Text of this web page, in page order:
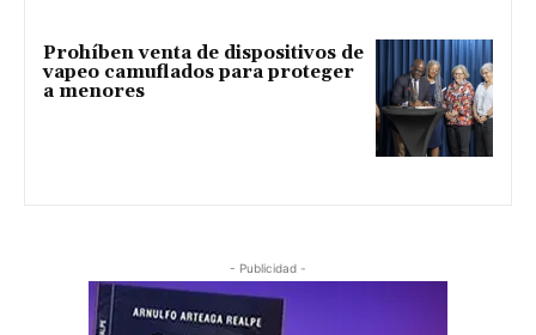
Prohíben venta de dispositivos de
vapeo camuflados para proteger
a menores
- Publicidad -